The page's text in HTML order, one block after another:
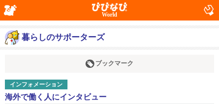
World
暮らしのサポーターズ
ブックマーク
インフォメーション
海外で働く人にインタビュー